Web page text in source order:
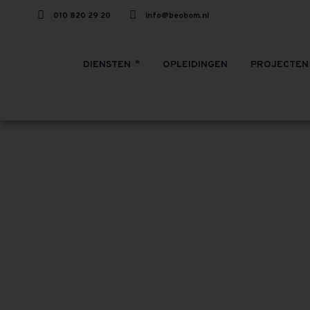
010 820 29 20 info@beobom.nl
DIENSTEN OPLEIDINGEN PROJECTEN